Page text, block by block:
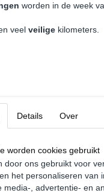
De
worden in de week
veel veilige kilometers.
Details Over
worden cookies gebruikt
door ons gebruikt voor
het personaliseren van
media-, advertentie- en